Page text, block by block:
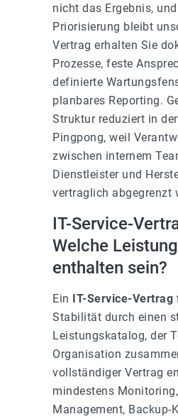
nicht das Ergebnis,
Priorisierung bleibt
Vertrag erhalten Sie
Prozesse, feste
definierte
planbares Reporting.
Struktur reduziert in
Pingpong, weil
zwischen internem
Dienstleister und
vertraglich abgegrenzt
IT-Service-
Welche
enthalten sein?
Ein IT-Service-Vertrag
Stabilität durch einen
Leistungskatalog, der
Organisation
vollständiger Vertrag
mindestens
Management, Backup-